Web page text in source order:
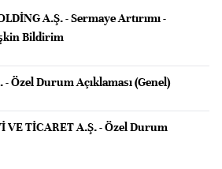
A.Ş. - Sermaye Artırımı -
Bildirim
Özel Durum Açıklaması (Genel)
VE TİCARET A.Ş. - Özel Durum